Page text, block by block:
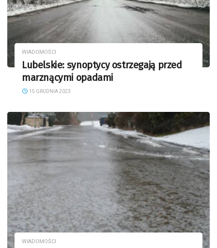
WIADOMOŚCI
Lubelskie: synoptycy ostrzegają przed
marznącymi opadami
15 GRUDNIA 2023
WIADOMOŚCI